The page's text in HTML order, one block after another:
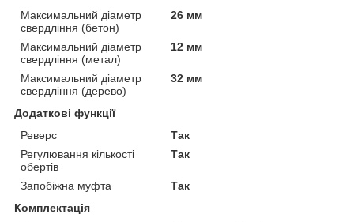
Максимальний діаметр
свердління (бетон)
26 мм
Максимальний діаметр
свердління (метал)
12 мм
Максимальний діаметр
свердління (дерево)
32 мм
Додаткові функції
Реверс
Так
Регулювання кількості
обертів
Так
Запобіжна муфта
Так
Комплектація